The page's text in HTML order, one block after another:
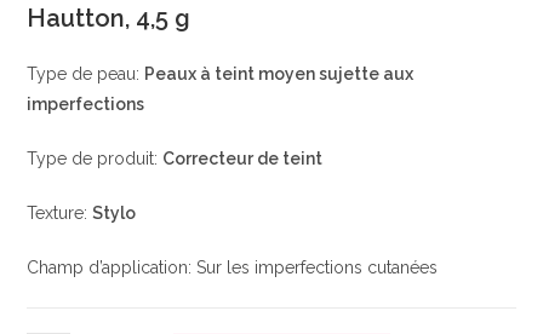
Hautton, 4,5 g
Type de peau: Peaux à teint moyen sujette aux
imperfections
Type de produit: Correcteur de teint
Texture:Stylo
Champ d’application: Sur les imperfections cutanées